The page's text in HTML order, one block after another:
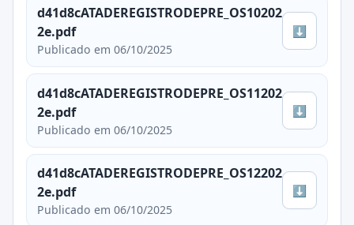
d41d8cATADEREGISTRODEPRE_OS10202
2e.pdf
Publicado em 06/10/2025
⬇
d41d8cATADEREGISTRODEPRE_OS11202
2e.pdf
Publicado em 06/10/2025
⬇
d41d8cATADEREGISTRODEPRE_OS12202
2e.pdf
Publicado em 06/10/2025
⬇